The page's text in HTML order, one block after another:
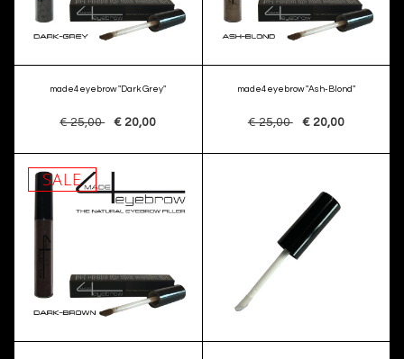
made4eyebrow "Dark Grey"
€ 25,00 € 20,00
made4eyebrow "Ash-Blond"
€ 25,00 € 20,00
SALE